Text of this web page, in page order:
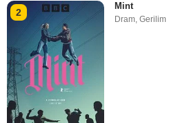
2
Mint
Dram,Gerilim